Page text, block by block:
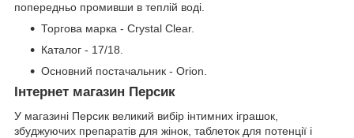
попередньо промивши в теплій воді.
Торгова марка - Crystal Clear.
Каталог - 17/18.
Основний постачальник - Orion.
Інтернет магазин Персик
У магазині Персик великий вибір інтимних іграшок,
збуджуючих препаратів для жінок, таблеток для потенції і